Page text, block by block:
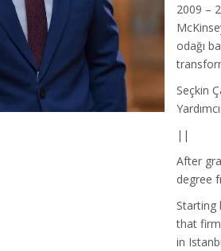
2009 –
odağı
Seçkin
||
After
degree
Starting
that
in